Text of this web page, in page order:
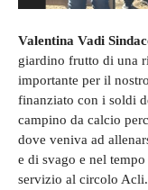
Valentina Vadi
giardino frutto di una
importante per il
finanziato con i soldi
campino da calcio
dove veniva ad
e di svago e nel
servizio al circolo